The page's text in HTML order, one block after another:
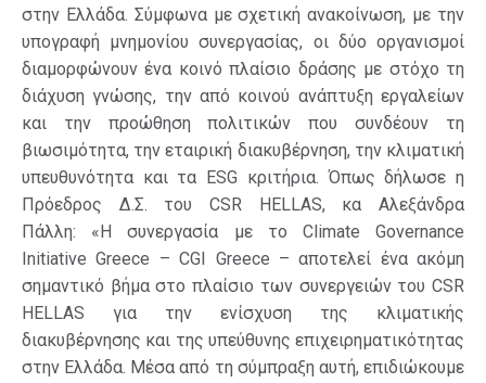
στην Ελλάδα. Σύμφωνα με σχετική ανακοίνωση, με την
υπογραφή μνημονίου συνεργασίας, οι δύο οργανισμοί
διαμορφώνουν ένα κοινό πλαίσιο δράσης με στόχο τη
διάχυση γνώσης, την από κοινού ανάπτυξη εργαλείων
και την προώθηση πολιτικών που συνδέουν τη
βιωσιμότητα, την εταιρική διακυβέρνηση, την κλιματική
υπευθυνότητα και τα ESG κριτήρια. Όπως δήλωσε η
Πρόεδρος Δ.Σ. του CSR HELLAS, κα Αλεξάνδρα
Πάλλη: «Η συνεργασία με το Climate Governance
Initiative Greece – CGI Greece – αποτελεί ένα ακόμη
σημαντικό βήμα στο πλαίσιο των συνεργειών του CSR
HELLAS για την ενίσχυση της κλιματικής
διακυβέρνησης και της υπεύθυνης επιχειρηματικότητας
στην Ελλάδα. Μέσα από τη σύμπραξη αυτή, επιδιώκουμε